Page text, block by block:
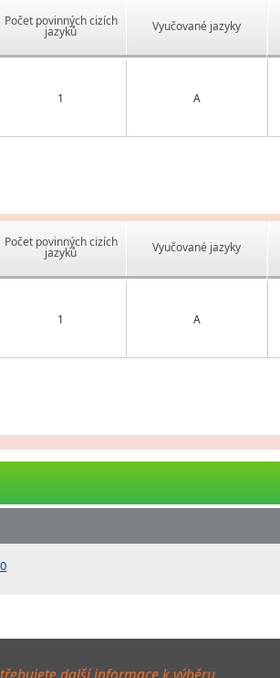
Počet povinných cizích
jazyků Vyučované jazyky
1 A
Počet povinných cizích
jazyků Vyučované jazyky
1 A